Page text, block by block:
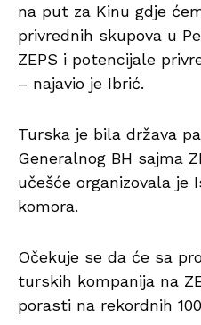
na put za Kinu gdje
privrednih skupova u
ZEPS i potencijale
– najavio je Ibrić.
Turska je bila država
Generalnog BH sajma
učešće organizovala
komora.
Očekuje se da će sa
turskih kompanija na
porasti na rekordnih